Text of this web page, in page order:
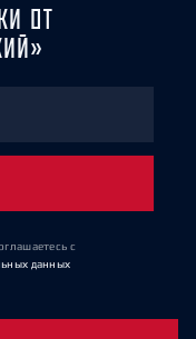
ОТ
с
данных